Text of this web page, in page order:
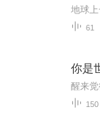
地球上
61
你是
150